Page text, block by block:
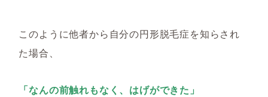
このように他者から自分の円形脱毛症を知らされ
た場合、
「なんの前触れもなく、はげができた」